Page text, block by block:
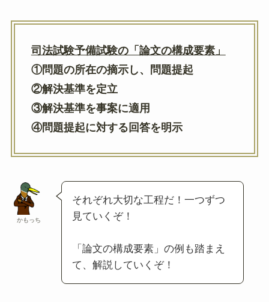
司法試験予備試験の「論文の構成要素」
①問題の所在の摘示し、問題提起
②解決基準を定立
③解決基準を事案に適用
④問題提起に対する回答を明示
かもっち
それぞれ大切な工程だ！一つずつ
見ていくぞ！
「論文の構成要素」の例も踏まえ
て、解説していくぞ！